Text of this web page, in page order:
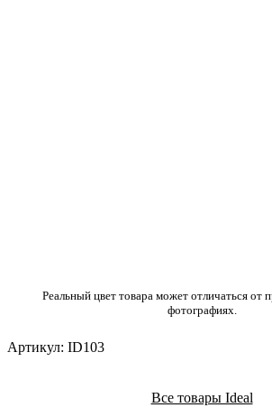
Реальный цвет товара может отличаться от
фотографиях.
Артикул: ID103
Все товары Ideal